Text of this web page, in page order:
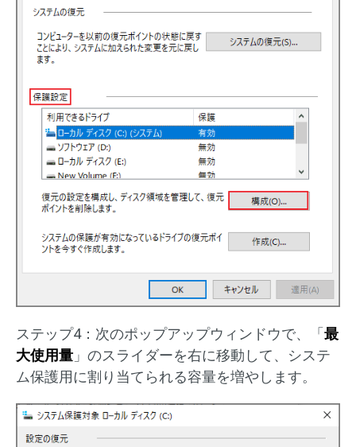
ステップ4：次のポップアップウィンドウで、「最
大使用量 」のスライダーを右に移動して、システ
ム保護用に割り当てられる容量を増やします。